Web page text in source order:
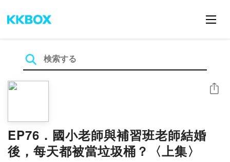
EP76．國小老師與補習班老師結婚
後，每天都被當垃圾桶？〈上集〉
シェア